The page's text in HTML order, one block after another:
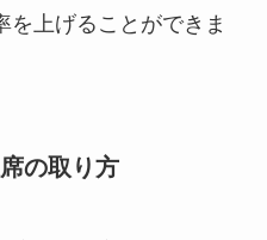
を上げることができま
の取り方